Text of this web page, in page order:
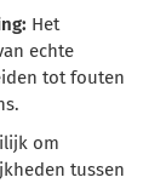
Het
echte
tot fouten
om
tussen